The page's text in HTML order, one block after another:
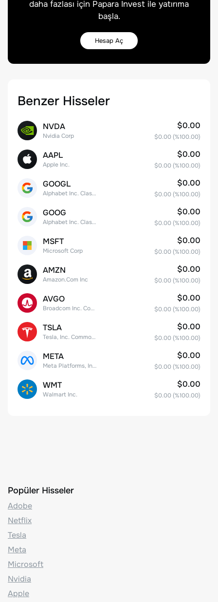
daha fazlası için Papara Invest ile yatırıma
başla.
Hesap Aç
Benzer Hisseler
NVDA
Nvidia Corp
$0.00
$0.00 (%100.00)
AAPL
Apple Inc.
$0.00
$0.00 (%100.00)
GOOGL
Alphabet Inc. Class A Common Stock
$0.00
$0.00 (%100.00)
GOOG
Alphabet Inc. Class C Capital Stock
$0.00
$0.00 (%100.00)
MSFT
Microsoft Corp
$0.00
$0.00 (%100.00)
AMZN
Amazon.Com Inc
$0.00
$0.00 (%100.00)
AVGO
Broadcom Inc. Common Stock
$0.00
$0.00 (%100.00)
TSLA
Tesla, Inc. Common Stock
$0.00
$0.00 (%100.00)
META
Meta Platforms, Inc. Class A Common Stock
$0.00
$0.00 (%100.00)
WMT
Walmart Inc.
$0.00
$0.00 (%100.00)
Popüler Hisseler
Adobe
Netflix
Tesla
Meta
Microsoft
Nvidia
Apple